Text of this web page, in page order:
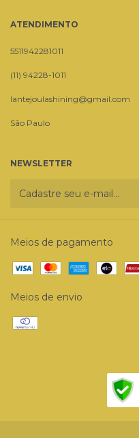
ATENDIMENTO
5511942281011
(11) 94228-1011
lantejoulashining@gmail.com
São Paulo
NEWSLETTER
Meios de pagamento
Meios de envio